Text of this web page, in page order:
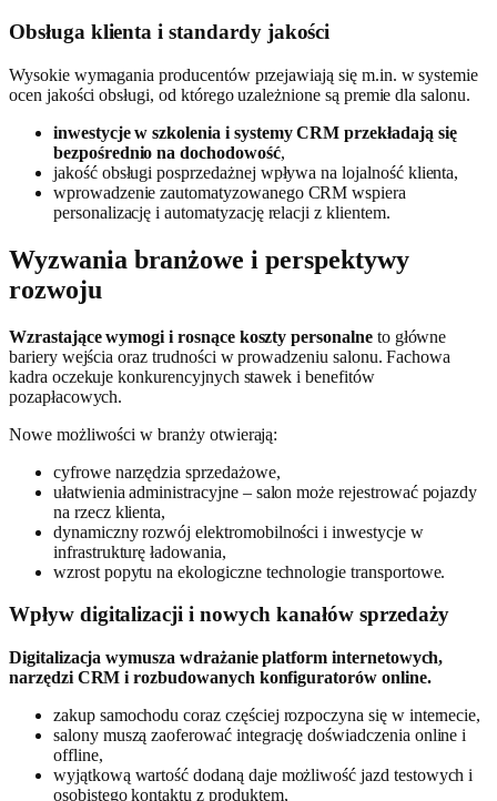
Obsługa klienta i standardy jakości
Wysokie wymagania producentów przejawiają się m.in. w systemie
ocen jakości obsługi, od którego uzależnione są premie dla salonu.
inwestycje w szkolenia i systemy CRM przekładają się
bezpośrednio na dochodowość,
jakość obsługi posprzedażnej wpływa na lojalność klienta,
wprowadzenie zautomatyzowanego CRM wspiera
personalizację i automatyzację relacji z klientem.
Wyzwania branżowe i perspektywy
rozwoju
Wzrastające wymogi i rosnące koszty personalneto główne
bariery wejścia oraz trudności w prowadzeniu salonu. Fachowa
kadra oczekuje konkurencyjnych stawek i benefitów
pozapłacowych.
Nowe możliwości w branży otwierają:
cyfrowe narzędzia sprzedażowe,
ułatwienia administracyjne – salon może rejestrować pojazdy
na rzecz klienta,
dynamiczny rozwój elektromobilności i inwestycje w
infrastrukturę ładowania,
wzrost popytu na ekologiczne technologie transportowe.
Wpływ digitalizacji i nowych kanałów sprzedaży
Digitalizacja wymusza wdrażanie platform internetowych,
narzędzi CRM i rozbudowanych konfiguratorów online.
zakup samochodu coraz częściej rozpoczyna się w internecie,
salony muszą zaoferować integrację doświadczenia online i
offline,
wyjątkową wartość dodaną daje możliwość jazd testowych i
osobistego kontaktu z produktem,